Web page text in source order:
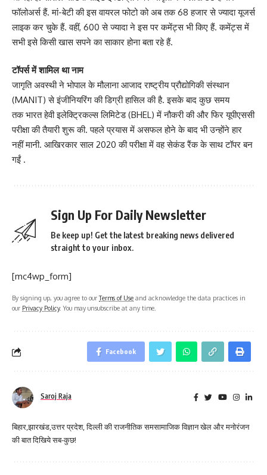
फॉलोअर्स हैं. मां-बेटी की इस वायरल फोटो को अब तक 68 हजार से ज्यादा यूजर्स
लाइक कर चुके हैं. वहीं, 600 से ज्यादा ने इस पर कमेंट्स भी किए हैं. कमेंट्स में
सभी इसे किसी खास सपने का साकार होना बता रहे हैं.
टॉपर्स में शामिल था नाम
जागृति अवस्थी ने भोपाल के मौलाना आजाद राष्ट्रीय प्रौद्योगिकी संस्थान
(MANIT) से इंजीनियरिंग की डिग्री हासिल की है. इसके बाद कुछ समय
तक भारत हेवी इलेक्ट्रिकल्स लिमिटेड (BHEL) में नौकरी की और फिर यूपीएससी
परीक्षा की तैयारी शुरू की. पहले प्रयास में असफल होने के बाद भी उन्होंने हार
नहीं मानी. आखिरकार साल 2020 की परीक्षा में वह सेकंड रैंक के साथ टॉपर बन
गईं .
Sign Up For Daily Newsletter
Be keep up! Get the latest breaking news delivered
straight to your inbox.
[mc4wp_form]
By signing up, you agree to ourTerms of Use and acknowledge the data practices in
our Privacy Policy. You may unsubscribe at any time.
Facebook
Saroj Raja
बिहार,झारखंड,उत्तर प्रदेश, दिल्ली की राजनीतिक समसामाजिक विज्ञान खेल और मनोरंजन
की बात दिखिये सब-कुछ!